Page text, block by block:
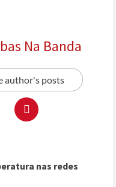
Na Banda
author's posts
nas redes